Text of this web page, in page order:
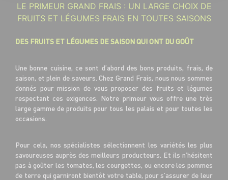
LE PRIMEUR GRAND FRAIS : UN LARGE CHOIX DE
FRUITS ET LÉGUMES FRAIS EN TOUTES SAISONS
DES FRUITS ET LÉGUMES DE SAISON QUI ONT DU GOÛT
Une bonne cuisine, ce sont d’abord des bons produits, frais, de
saison, et plein de saveurs. Chez Grand Frais, nous nous sommes
donnés pour mission de vous proposer des fruits et légumes
respectant ces exigences. Notre primeur vous offre une très
large gamme de produits pour tous les palais et pour toutes les
occasions.
Pour cela, nos spécialistes sélectionnent les variétés les plus
savoureuses auprès des meilleurs producteurs. Et ils n’hésitent
pas à goûter les tomates, les courgettes, ou encore les pommes
de terre qui garniront bientôt votre table, pour s’assurer de leur